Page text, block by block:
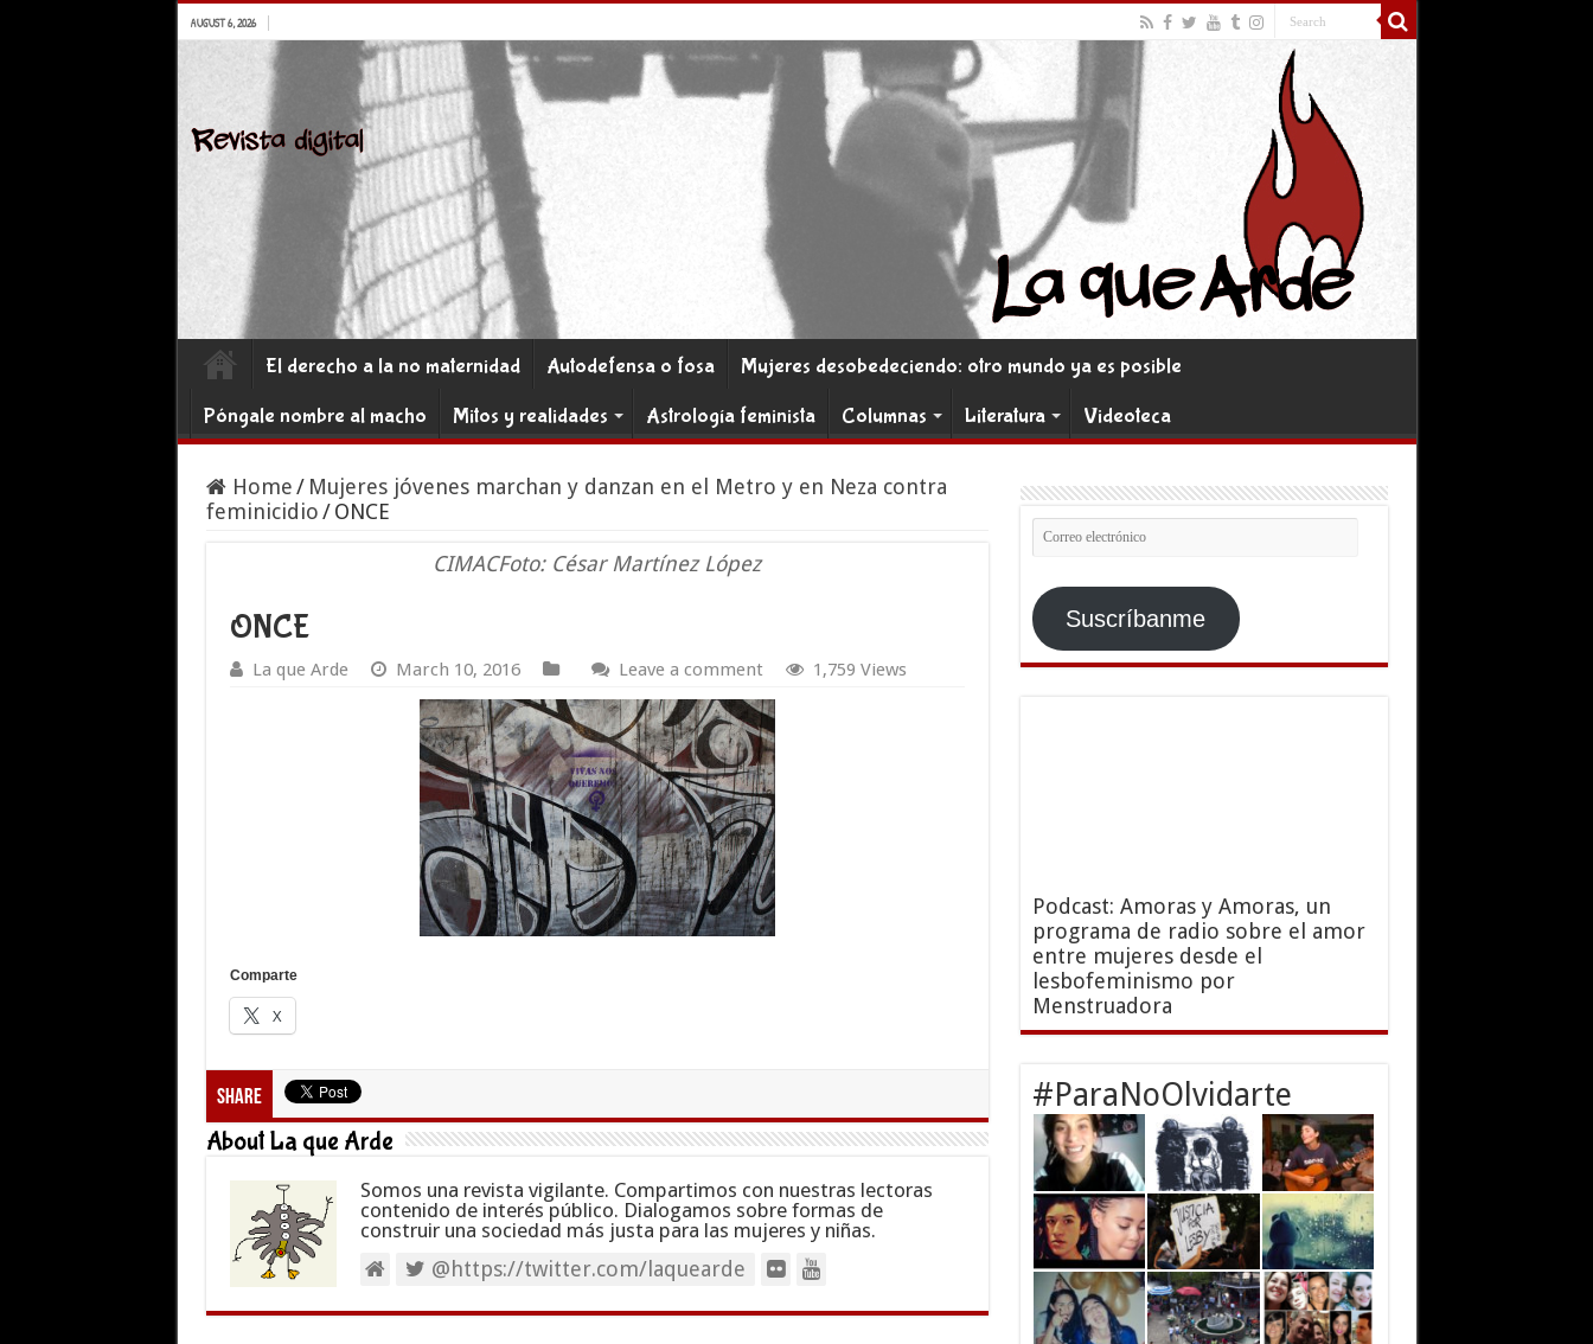
AUGUST 6, 2026
El derecho a la no maternidad Autodefensa o fosa
Mujeres desobedeciendo: otro mundo ya es posible
Póngale nombre al macho
Mitos y realidades Astrología feminista Columnas Literatura Videoteca
Home/ Mujeres jóvenes marchan y danzan en el Metro y en Neza contra
feminicidio/ ONCE
CIMACFoto: César Martínez López
ONCE
La que Arde March 10, 2016 Leave a comment 1,759 Views
Comparte
X
Share
About La que Arde
Somos una revista vigilante. Compartimos con nuestras lectoras
contenido de interés público. Dialogamos sobre formas de
construir una sociedad más justa para las mujeres y niñas.
@https://twitter.com/laquearde
Correo
electrónico
Suscríbanme
Podcast: Amoras y Amoras, un
programa de radio sobre el amor
entre mujeres desde el
lesbofeminismo por
Menstruadora
#ParaNoOlvidarte